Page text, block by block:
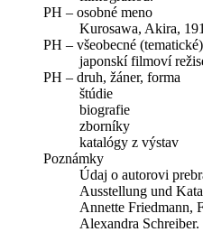
PH – osobné meno
Kurosawa, Akira,
PH – všeobecné (tematické)
japonskí filmoví
PH – druh, žáner, forma
štúdie
biografie
zborníky
katalógy z výstav
Poznámky
Údaj o autorovi
Ausstellung und
Annette Friedmann,
Alexandra Schreiber.